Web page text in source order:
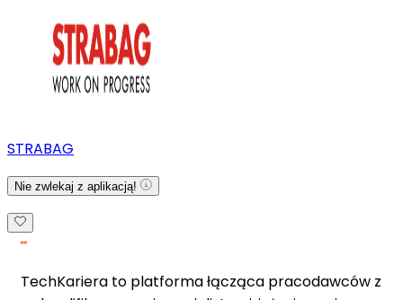
STRABAG
Nie zwlekaj z aplikacją!
TechKariera to platforma łącząca pracodawców z